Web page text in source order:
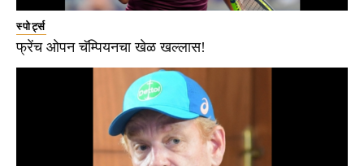
स्पोर्ट्स
फ्रेंच ओपन चॅम्पियनचा खेळ खल्लास!